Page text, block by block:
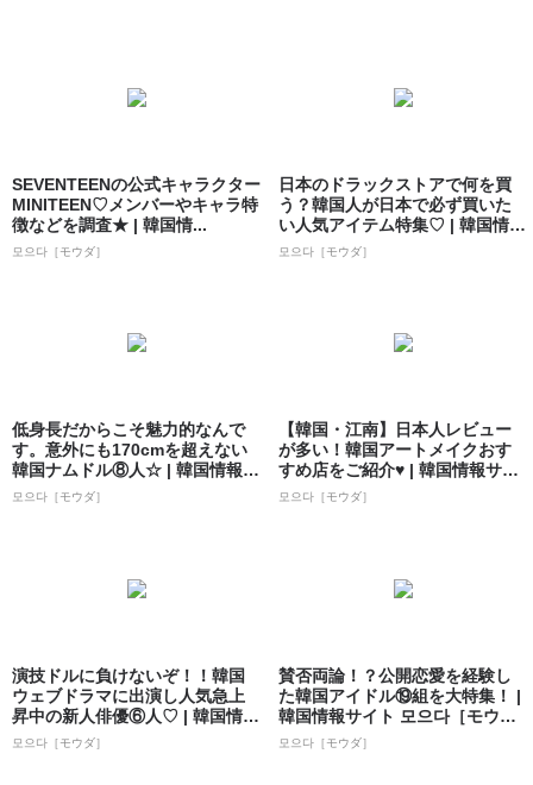
SEVENTEENの公式キャラクター
MINITEEN♡メンバーやキャラ特
徴などを調査★ | 韓国情...
모으다［モウダ］
日本のドラックストアで何を買
う？韓国人が日本で必ず買いた
い人気アイテム特集♡ | 韓国情報
サイト ...
모으다［モウダ］
低身長だからこそ魅力的なんで
す。意外にも170cmを超えない
韓国ナムドル⑧人☆ | 韓国情報サ
イト...
모으다［モウダ］
【韓国・江南】日本人レビュー
が多い！韓国アートメイクおす
すめ店をご紹介♥ | 韓国情報サイ
ト 모으...
모으다［モウダ］
演技ドルに負けないぞ！！韓国
ウェブドラマに出演し人気急上
昇中の新人俳優⑥人♡ | 韓国情報
サイト ...
모으다［モウダ］
賛否両論！？公開恋愛を経験し
た韓国アイドル⑲組を大特集！ |
韓国情報サイト 모으다［モウ
ダ］
모으다［モウダ］